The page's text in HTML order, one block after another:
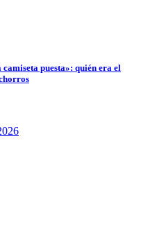
puesta»: quién era el